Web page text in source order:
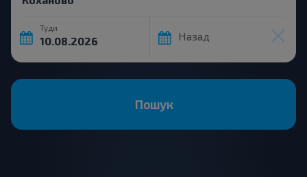
Туди
Назад
Пошук